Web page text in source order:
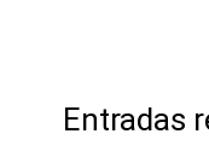
Entradas